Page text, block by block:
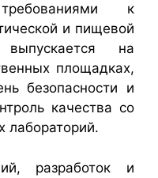
к
и пищевой
на
площадках,
безопасности и
качества со
лабораторий.
разработок и